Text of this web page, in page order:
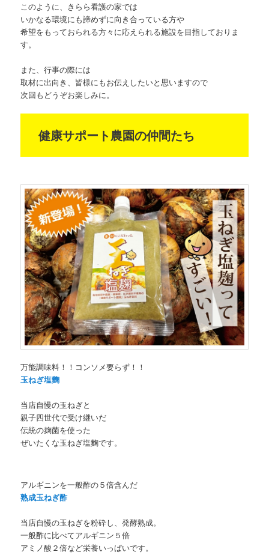
このように、きらら看護の家では
いかなる環境にも諦めずに向き合っている方や
希望をもっておられる方々に応えられる施設を目指しておりま
す。
また、行事の際には
取材に出向き、皆様にもお伝えしたいと思いますので
次回もどうぞお楽しみに。
健康サポート農園の仲間たち
万能調味料！！コンソメ要らず！！
玉ねぎ塩麴
当店自慢の玉ねぎと
親子四世代で受け継いだ
伝統の麹菌を使った
ぜいたくな玉ねぎ塩麴です。
アルギニンを一般酢の５倍含んだ
熟成玉ねぎ酢
当店自慢の玉ねぎを粉砕し、発酵熟成。
一般酢に比べてアルギニン５倍
アミノ酸２倍など栄養いっぱいです。